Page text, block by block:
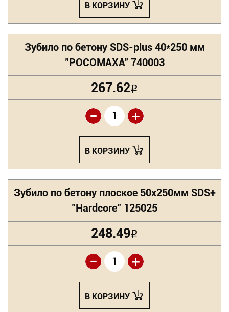
В КОРЗИНУ
Зубило по бетону SDS-plus 40*250 мм
"РОСОМАХА" 740003
267.62Р
+
-
В КОРЗИНУ
Зубило по бетону плоское 50х250мм SDS+
"Hardcore" 125025
248.49Р
+
-
В КОРЗИНУ